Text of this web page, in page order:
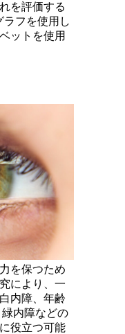
を評価する
フを使用し
ットを使用
を保つため
により、一
内障、年齢
内障などの
役立つ可能